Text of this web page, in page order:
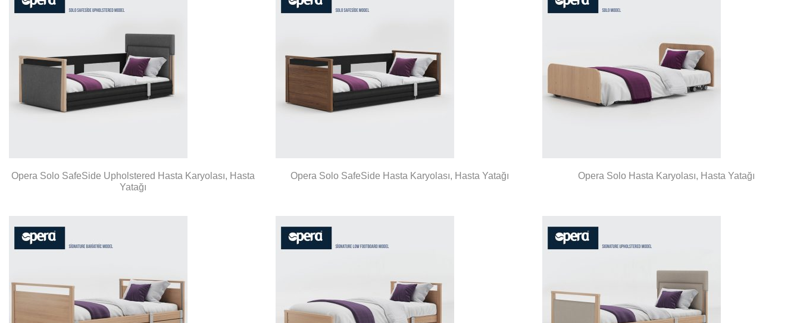
Opera Solo SafeSide Upholstered Hasta Karyolası, Hasta
Yatağı
Opera Solo SafeSide Hasta Karyolası, Hasta Yatağı Opera Solo Hasta Karyolası, Hasta Yatağı